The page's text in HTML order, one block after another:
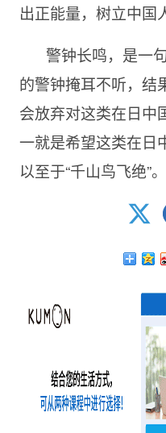
出正能量，树立中国
警钟长鸣，是一
的警钟掩耳不听，结
会放弃对这类在日中
一就是希望这类在日
以至于“千山鸟飞绝”。